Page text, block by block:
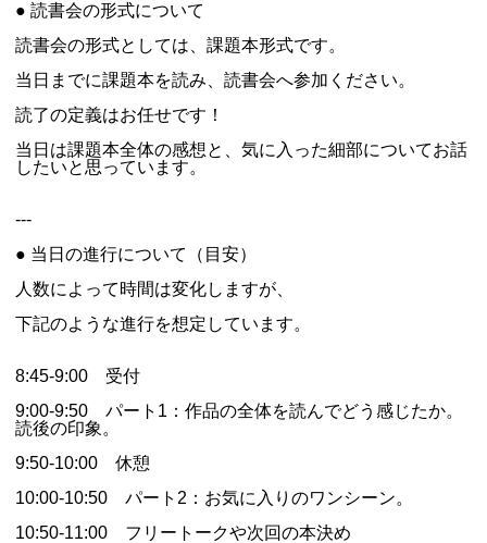
● 読書会の形式について
読書会の形式としては、課題本形式です。
当日までに課題本を読み、読書会へ参加ください。
読了の定義はお任せです！
当日は課題本全体の感想と、気に入った細部についてお話
したいと思っています。
---
● 当日の進行について（目安）
人数によって時間は変化しますが、
下記のような進行を想定しています。
8:45-9:00 受付
9:00-9:50 パート1：作品の全体を読んでどう感じたか。
読後の印象。
9:50-10:00 休憩
10:00-10:50 パート2：お気に入りのワンシーン。
10:50-11:00 フリートークや次回の本決め